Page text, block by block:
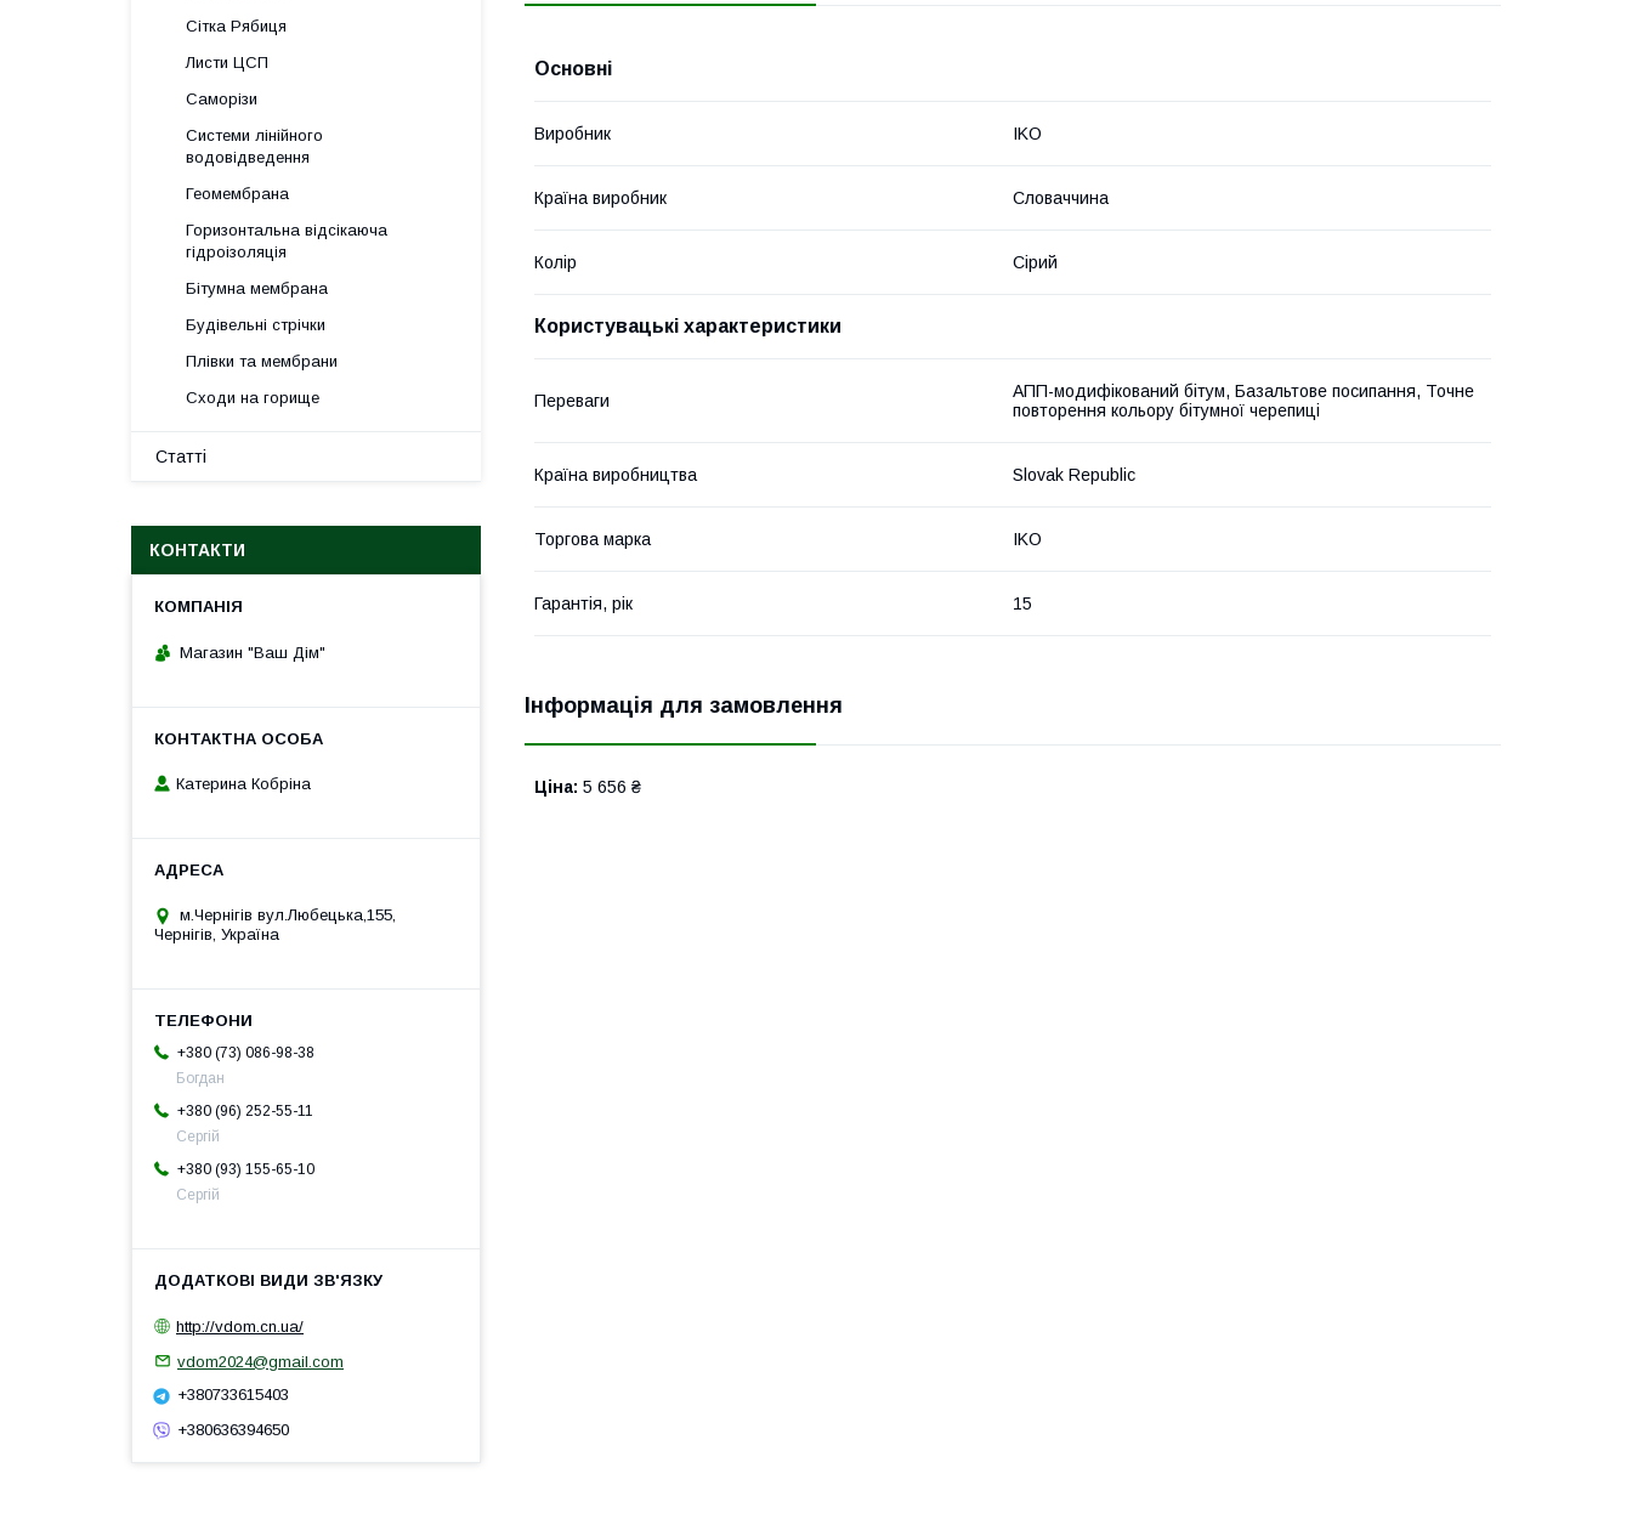
Основні
Виробник IKO
Країна виробник Словаччина
Колір Сірий
Користувацькі характеристики
Переваги
АПП-модифікований бітум, Базальтове посипання, Точне
повторення кольору бітумної черепиці
Країна виробництва Slovak Republic
Торгова марка IKO
Гарантія, рік 15
Інформація для замовлення
Ціна: 5 656 ₴
Сітка Рябиця
Листи ЦСП
Саморізи
Системи лінійного
водовідведення
Геомембрана
Горизонтальна відсікаюча
гідроізоляція
Бітумна мембрана
Будівельні стрічки
Плівки та мембрани
Сходи на горище
Статті
КОНТАКТИ
Магазин "Ваш Дім"
Катерина Кобріна
м.Чернігів вул.Любецька,155,
Чернігів, Україна
+380 (73) 086-98-38
Богдан
+380 (96) 252-55-11
Сергій
+380 (93) 155-65-10
Сергій
http://vdom.cn.ua/
vdom2024@gmail.com
+380733615403
+380636394650